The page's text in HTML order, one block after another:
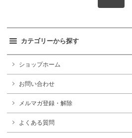
カテゴリーから探す
ショップホーム
お問い合わせ
メルマガ登録・解除
よくある質問